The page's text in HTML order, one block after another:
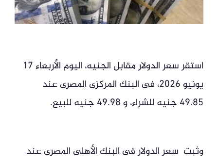
استقر سعر الدولار مقابل الجنيه، اليوم الأربعاء 17
يونيو 2026، فى البنك المركزى المصرى عند
49.85 جنيه للشراء، و 49.98 جنيه للبيع.
وثبت سعر الدولار فى البنك الأهلى المصرى عند